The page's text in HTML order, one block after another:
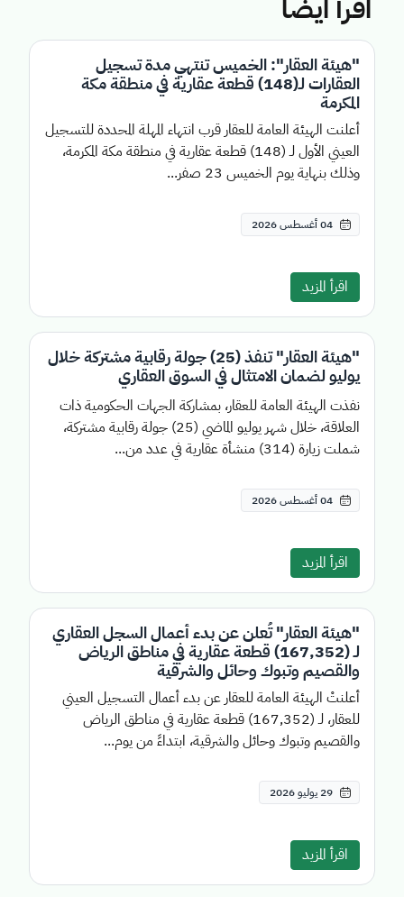
اقرأ ايضا
"هيئة العقار": الخميس تنتهي مدة تسجيل
العقارات لـ(148) قطعة عقارية في منطقة مكة
المكرمة
أعلنت الهيئة العامة للعقار قرب انتهاء المهلة المحددة للتسجيل
العيني الأول لـ (148) قطعة عقارية في منطقة مكة المكرمة،
وذلك بنهاية يوم الخميس 23 صفر...
04 أغسطس 2026
اقرأ المزيد
"هيئة العقار" تنفذ (25) جولة رقابية مشتركة خلال
يوليو لضمان الامتثال في السوق العقاري
نفذت الهيئة العامة للعقار، بمشاركة الجهات الحكومية ذات
العلاقة، خلال شهر يوليو الماضي (25) جولة رقابية مشتركة،
شملت زيارة (314) منشأة عقارية في عدد من...
04 أغسطس 2026
اقرأ المزيد
"هيئة العقار" تُعلن عن بدء أعمال السجل العقاري
لـ (167,352) قطعة عقارية في مناطق الرياض
والقصيم وتبوك وحائل والشرقية
أعلنتْ الهيئة العامة للعقار عن بدء أعمال التسجيل العيني
للعقار، لـ (167,352) قطعة عقارية في مناطق الرياض
والقصيم وتبوك وحائل والشرقية، ابتداءً من يوم...
29 يوليو 2026
اقرأ المزيد